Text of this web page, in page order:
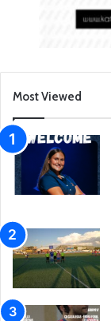
Most Viewed